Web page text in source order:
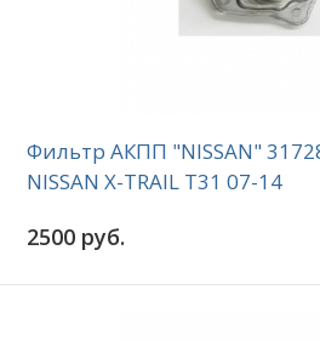
Фильтр АКПП "NISSAN"
NISSAN X-TRAIL T31 07-14
2500 руб.